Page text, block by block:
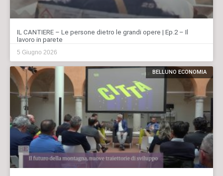
IL CANTIERE – Le persone dietro le grandi opere | Ep.2 – Il
lavoro in parete
5 Giugno 2026
BELLUNO ECONOMIA